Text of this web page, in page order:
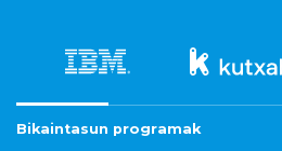
Bikaintasun programak